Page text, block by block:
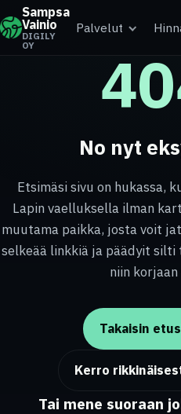
Sampsa
Vainio
DIGILY
OY
Palvelut
No nyt
Etsimäsi sivu on hukassa,
Lapin vaelluksella ilman
muutama paikka, josta voit
selkeää linkkiä ja päädyit silti
niin korjaan
Takaisin
Kerro
Tai mene suoraan